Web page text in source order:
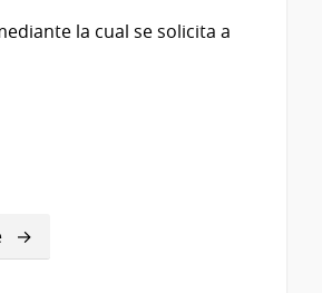
la cual se solicita a